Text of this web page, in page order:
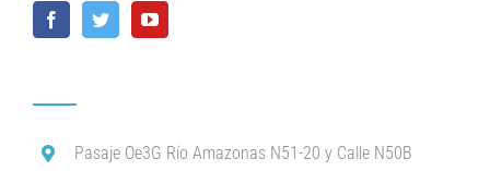
Pasaje Oe3G Río Amazonas N51-20 y Calle N50B